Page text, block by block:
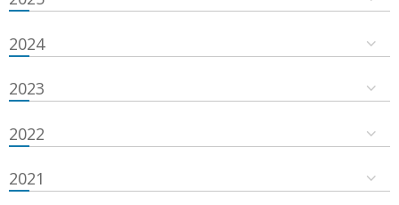
2024
2023
2022
2021